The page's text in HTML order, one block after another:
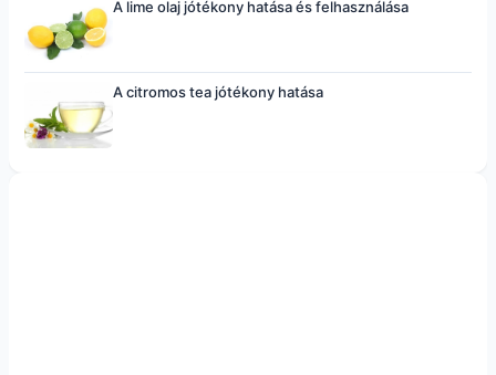
A lime olaj jótékony hatása és felhasználása
A citromos tea jótékony hatása